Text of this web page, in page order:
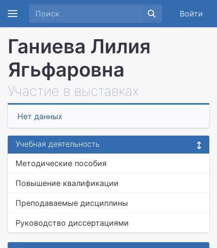
Войти
Ганиева Лилия
Ягьфаровна
Участие в выставках
Нет данных
Учебная деятельность
Методические пособия
Повышение квалификации
Преподаваемые дисциплины
Руководство диссертациями